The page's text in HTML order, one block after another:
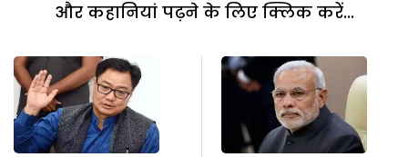
और कहानियां पढ़ने के लिए क्लिक करें...